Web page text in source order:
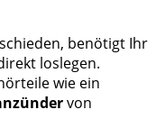
benötigt Ihr
loslegen.
wie ein
von